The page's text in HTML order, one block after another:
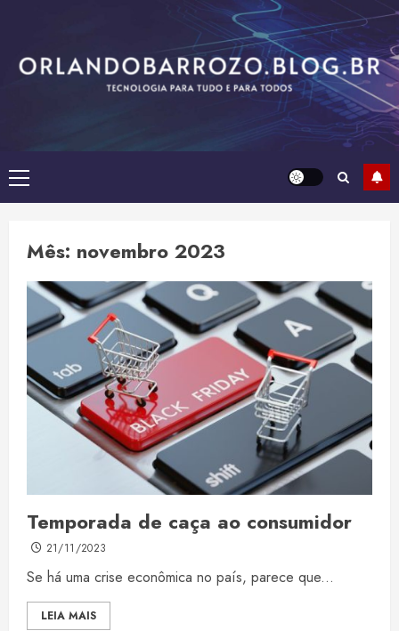
content
Primary
Menu
Mês: novembro 2023
Temporada de caça ao consumidor
21/11/2023
Se há uma crise econômica no país, parece que...
LEIA MAIS